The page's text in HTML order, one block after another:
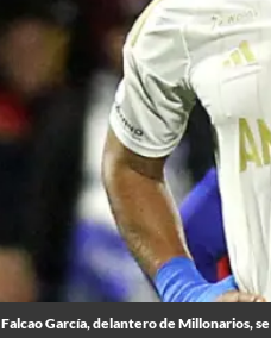
Falcao García, delantero de Millonarios,